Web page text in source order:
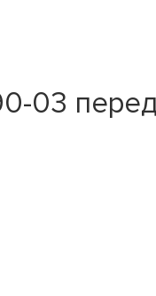
03